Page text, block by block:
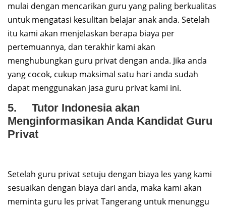
mulai dengan mencarikan guru yang paling berkualitas
untuk mengatasi kesulitan belajar anak anda. Setelah
itu kami akan menjelaskan berapa biaya per
pertemuannya, dan terakhir kami akan
menghubungkan guru privat dengan anda. Jika anda
yang cocok, cukup maksimal satu hari anda sudah
dapat menggunakan jasa guru privat kami ini.
5. Tutor Indonesia akan
Menginformasikan Anda Kandidat Guru
Privat
Setelah guru privat setuju dengan biaya les yang kami
sesuaikan dengan biaya dari anda, maka kami akan
meminta guru les privat Tangerang untuk menunggu